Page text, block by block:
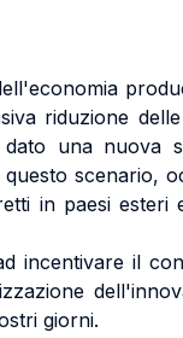
riduzione
una nuova
scenario,
in paesi
incentivare il
giorni.